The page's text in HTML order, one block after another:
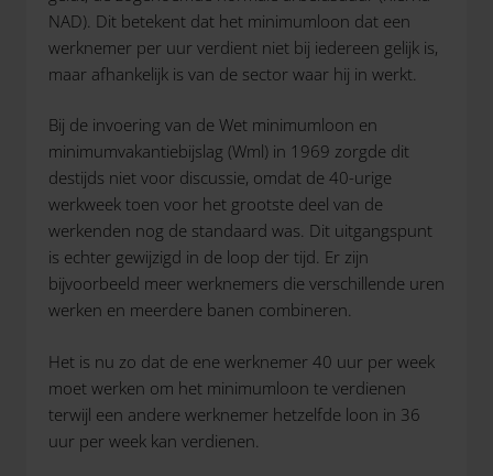
NAD). Dit betekent dat het minimumloon dat een
werknemer per uur verdient niet bij iedereen gelijk is,
maar afhankelijk is van de sector waar hij in werkt.
Bij de invoering van de Wet minimumloon en
minimumvakantiebijslag (Wml) in 1969 zorgde dit
destijds niet voor discussie, omdat de 40-urige
werkweek toen voor het grootste deel van de
werkenden nog de standaard was. Dit uitgangspunt
is echter gewijzigd in de loop der tijd. Er zijn
bijvoorbeeld meer werknemers die verschillende uren
werken en meerdere banen combineren.
Het is nu zo dat de ene werknemer 40 uur per week
moet werken om het minimumloon te verdienen
terwijl een andere werknemer hetzelfde loon in 36
uur per week kan verdienen.